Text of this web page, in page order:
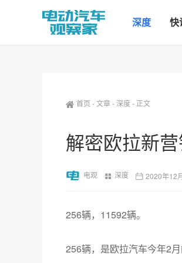
深度 快
首页 -文章-深度- 正文
解密欧拉新
电观 深度 2020年12
256辆，11592辆。
256辆，是欧拉汽车今年2